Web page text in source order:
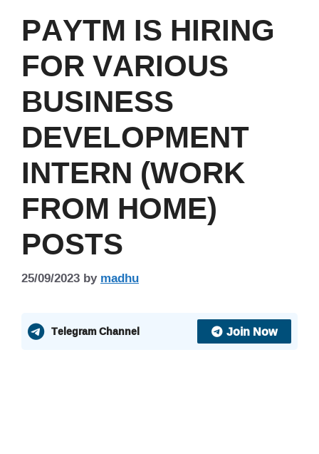
PAYTM IS HIRING
FOR VARIOUS
BUSINESS
DEVELOPMENT
INTERN (WORK
FROM HOME)
POSTS
25/09/2023bymadhu
Telegram Channel Join Now